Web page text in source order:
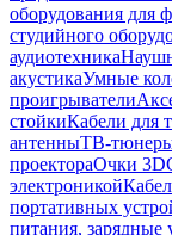
оборудования для
студийного
аудиотехника
акустикаУмные
проигрыватели
стойкиКабели для
антенныТВ-
проектораОчки 3D
электроникой
портативных
питания, зарядные